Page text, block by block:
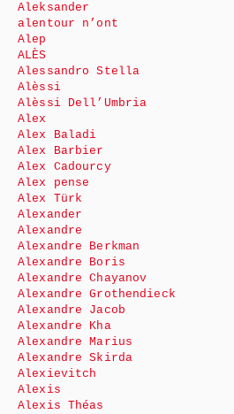
Aleksander
alentour n’ont
Alep
ALÈS
Alessandro Stella
Alèssi
Alèssi Dell’Umbria
Alex
Alex Baladi
Alex Barbier
Alex Cadourcy
Alex pense
Alex Türk
Alexander
Alexandre
Alexandre Berkman
Alexandre Boris
Alexandre Chayanov
Alexandre Grothendieck
Alexandre Jacob
Alexandre Kha
Alexandre Marius
Alexandre Skirda
Alexievitch
Alexis
Alexis Théas